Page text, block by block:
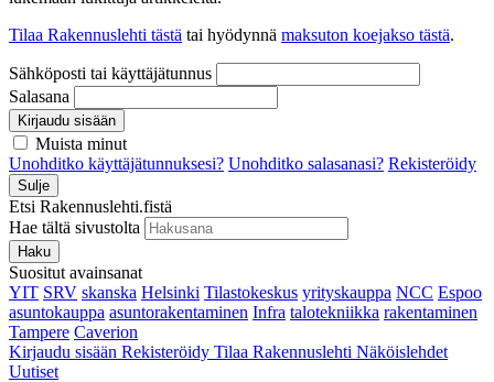
Tilaa Rakennuslehti tästä tai hyödynnä maksuton koejakso tästä.
Sähköposti tai käyttäjätunnus
Salasana
Kirjaudu sisään
Muista minut
Unohditko käyttäjätunnuksesi? Unohditko salasanasi? Rekisteröidy
Sulje
Etsi Rakennuslehti.fistä
Hae tältä sivustolta
Haku
Suositut avainsanat
YIT SRV skanska Helsinki Tilastokeskus yrityskauppa NCC Espoo
asuntokauppa asuntorakentaminen Infra talotekniikka rakentaminen
Tampere Caverion
Kirjaudu sisään Rekisteröidy Tilaa Rakennuslehti Näköislehdet
Uutiset